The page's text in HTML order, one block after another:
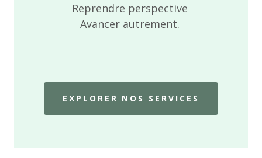
Reprendre perspective
Avancer autrement.
EXPLORER NOS SERVICES